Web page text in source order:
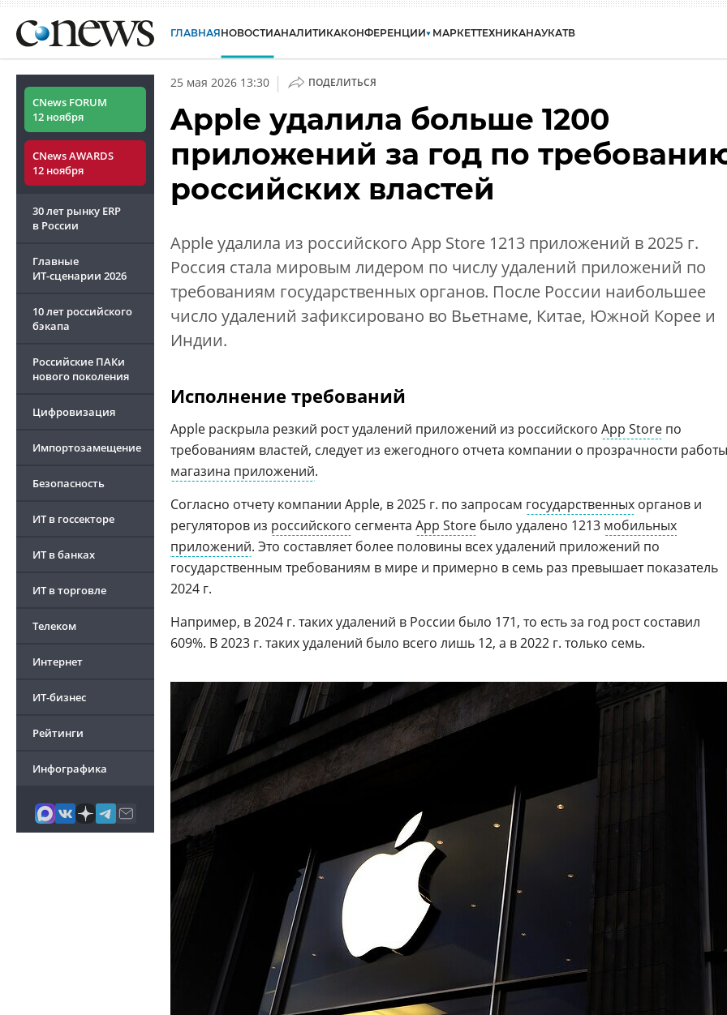
ГЛАВНАЯНОВОСТИАНАЛИТИКАКОНФЕРЕНЦИИ МАРКЕТТЕХНИКАНАУКАТВ
CNews FORUM
12 ноября
CNews AWARDS
12 ноября
30 лет рынку ERP
в России
Главные
ИТ-сценарии 2026
10 лет российского
бэкапа
Российские ПАКи
нового поколения
Цифровизация
Импортозамещение
Безопасность
ИТ в госсекторе
ИТ в банках
ИТ в торговле
Телеком
Интернет
ИТ-бизнес
Рейтинги
Инфографика
25 мая 2026 13:30 | ПОДЕЛИТЬСЯ
Apple удалила больше 1200
приложений за год по
российских властей
Apple удалила из российского App Store 1213 приложений в 2025 г.
Россия стала мировым лидером по числу удалений приложений по
требованиям государственных органов. После России наибольшее
число удалений зафиксировано во Вьетнаме, Китае, Южной Корее и
Индии.
Исполнение требований
Apple раскрыла резкий рост удалений приложений из российского App Store по
требованиям властей, следует из ежегодного отчета компании о прозрачности работы
магазина приложений.
Согласно отчету компании Apple, в 2025 г. по запросам государственных органов и
регуляторов из российского сегмента App Store было удалено 1213 мобильных
приложений. Это составляет более половины всех удалений приложений по
государственным требованиям в мире и примерно в семь раз превышает показатель
2024 г.
Например, в 2024 г. таких удалений в России было 171, то есть за год рост составил
609%. В 2023 г. таких удалений было всего лишь 12, а в 2022 г. только семь.